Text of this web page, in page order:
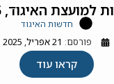
למועצת האיגוד, 2025
חדשות האיגוד
פורסם: 21 אפריל, 2025
קראו עוד